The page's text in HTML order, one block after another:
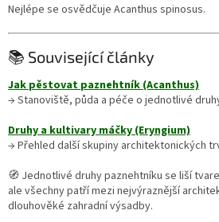
Nejlépe se osvědčuje Acanthus spinosus.
📚 Související články
Jak pěstovat paznehtník (Acanthus)
→ Stanoviště, půda a péče o jednotlivé
Druhy a kultivary máčky (Eryngium)
→ Přehled další skupiny architektonických
🧭 Jednotlivé druhy paznehtníku se liší
ale všechny patří mezi nejvýraznější
dlouhověké zahradní výsadby.